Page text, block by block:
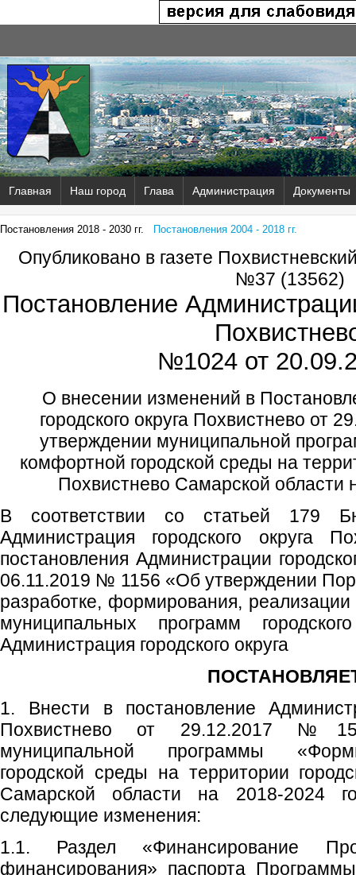
Главная Наш город Глава Администрация Документы
Постановления 2018 - 2030 гг. Постановления 2004 - 2018 гг.
Опубликовано в газете
№37 (13562)
Постановление
№1024 от
О внесении изменений в
городского округа Похвистнево от
утверждении муниципальной
комфортной городской среды на
Похвистнево Самарской области
В соответствии со статьей 179
Администрация городского округа
постановления Администрации
06.11.2019 № 1156 «Об утверждении
разработке, формирования,
муниципальных программ
Администрация городского округа
1. Внести в постановление
Похвистнево от 29.12.2017
муниципальной программы
городской среды на территории
Самарской области на 2018-2024
следующие изменения:
1.1. Раздел «Финансирование
финансирования» паспорта